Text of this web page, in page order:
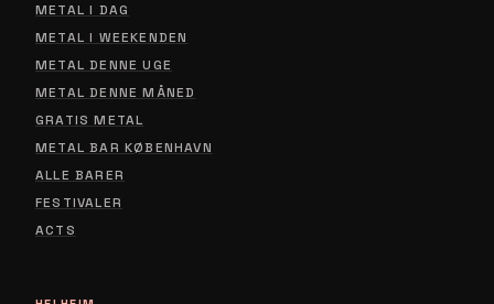
METAL I DAG
METAL I WEEKENDEN
METAL DENNE UGE
METAL DENNE MÅNED
GRATIS METAL
METAL BAR KØBENHAVN
ALLE BARER
FESTIVALER
ACTS